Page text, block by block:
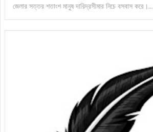
জেলার সত্তর শতাংশ মানুষ দারিদ্রসীমার নিচে বসবাস করে।...